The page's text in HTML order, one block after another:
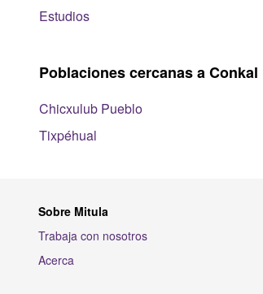
Estudios
Poblaciones cercanas a Conkal
Chicxulub Pueblo
Tixpéhual
Sobre Mitula
Trabaja con nosotros
Acerca